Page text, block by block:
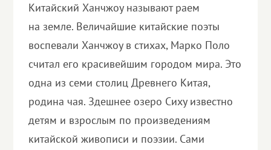
Китайский Ханчжоу называют раем
на земле. Величайшие китайские поэты
воспевали Ханчжоу в стихах, Марко Поло
считал его красивейшим городом мира. Это
одна из семи столиц Древнего Китая,
родина чая. Здешнее озеро Сиху известно
детям и взрослым по произведениям
китайской живописи и поэзии. Сами